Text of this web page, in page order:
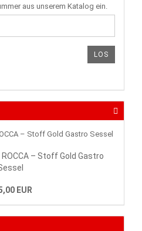
aus unserem Katalog ein.
LOS
– Stoff Gold Gastro
EUR